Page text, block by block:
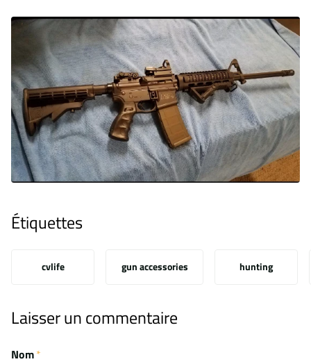
Étiquettes
cvlife gun accessories hunting
Laisser un commentaire
Nom*